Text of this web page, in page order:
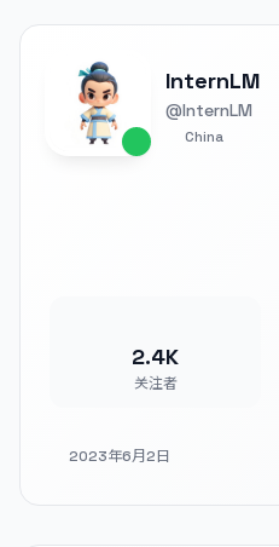
InternLM
@InternLM
China
2.4K
关注者
2023年6月2日